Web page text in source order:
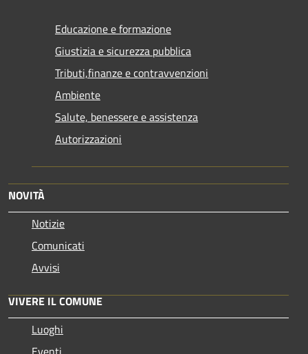
Educazione e formazione
Giustizia e sicurezza pubblica
Tributi,finanze e contravvenzioni
Ambiente
Salute, benessere e assistenza
Autorizzazioni
NOVITÀ
Notizie
Comunicati
Avvisi
VIVERE IL COMUNE
Luoghi